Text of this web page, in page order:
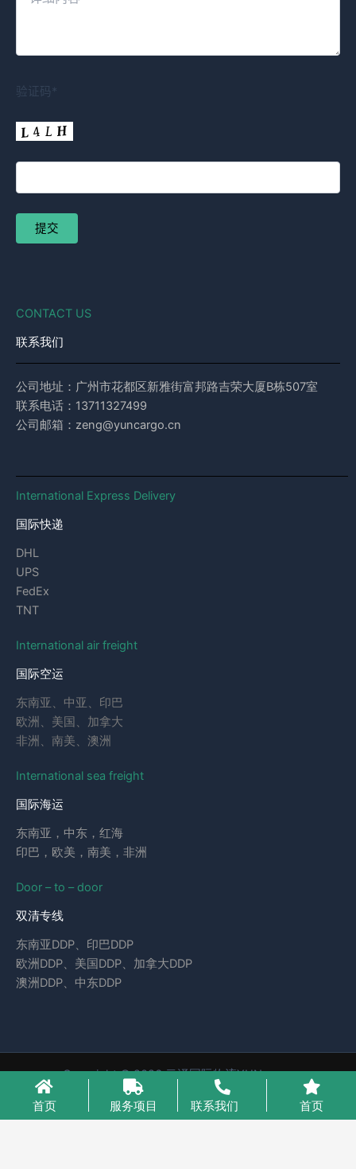
验证码*
CONTACT US
联系我们
公司地址：广州市花都区新雅街富邦路吉荣大厦B栋507室
联系电话：13711327499
公司邮箱：zeng@yuncargo.cn
International Express Delivery
国际快递
DHL
UPS
FedEx
TNT
International air freight
国际空运
东南亚、中亚、印巴
欧洲、美国、加拿大
非洲、南美、澳洲
International sea freight
国际海运
东南亚，中东，红海
印巴，欧美，南美，非洲
Door – to – door
双清专线
东南亚DDP、印巴DDP
欧洲DDP、美国DDP、加拿大DDP
澳洲DDP、中东DDP
Copyright © 2026 云泽国际物流YUNcargo
粤ICP备2023046221号-1
首页 服务项目 联系我们 首页